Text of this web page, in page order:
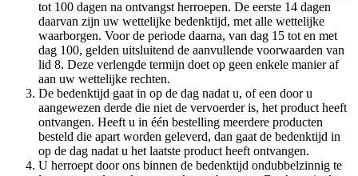
tot 100 dagen na ontvangst herroepen. De eerste 14 dagen
daarvan zijn uw wettelijke bedenktijd, met alle wettelijke
waarborgen. Voor de periode daarna, van dag 15 tot en met
dag 100, gelden uitsluitend de aanvullende voorwaarden van
lid 8. Deze verlengde termijn doet op geen enkele manier af
aan uw wettelijke rechten.
De bedenktijd gaat in op de dag nadat u, of een door u
aangewezen derde die niet de vervoerder is, het product heeft
ontvangen. Heeft u in één bestelling meerdere producten
besteld die apart worden geleverd, dan gaat de bedenktijd in
op de dag nadat u het laatste product heeft ontvangen.
U herroept door ons binnen de bedenktijd ondubbelzinnig te